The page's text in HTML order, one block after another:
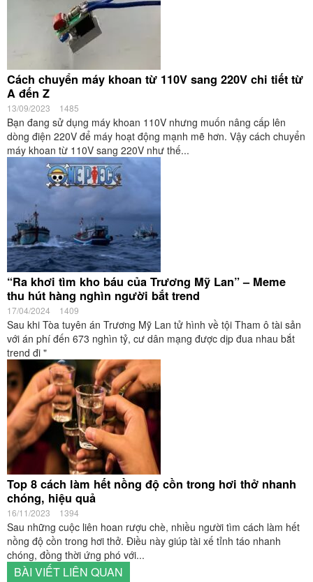
Cách chuyển máy khoan từ 110V sang 220V chi tiết từ
A đến Z
13/09/2023 1485
Bạn đang sử dụng máy khoan 110V nhưng muốn nâng cấp lên
dòng điện 220V để máy hoạt động mạnh mẽ hơn. Vậy cách chuyển
máy khoan từ 110V sang 220V như thế...
“Ra khơi tìm kho báu của Trương Mỹ Lan” – Meme
thu hút hàng nghìn người bắt trend
17/04/2024 1409
Sau khi Tòa tuyên án Trương Mỹ Lan tử hình về tội Tham ô tài sản
với án phí đến 673 nghìn tỷ, cư dân mạng được dịp đua nhau bắt
trend đi "
Top 8 cách làm hết nồng độ cồn trong hơi thở nhanh
chóng, hiệu quả
16/11/2023 1394
Sau những cuộc liên hoan rượu chè, nhiều người tìm cách làm hết
nồng độ cồn trong hơi thở. Điều này giúp tài xế tỉnh táo nhanh
chóng, đồng thời ứng phó với...
BÀI VIẾT LIÊN QUAN